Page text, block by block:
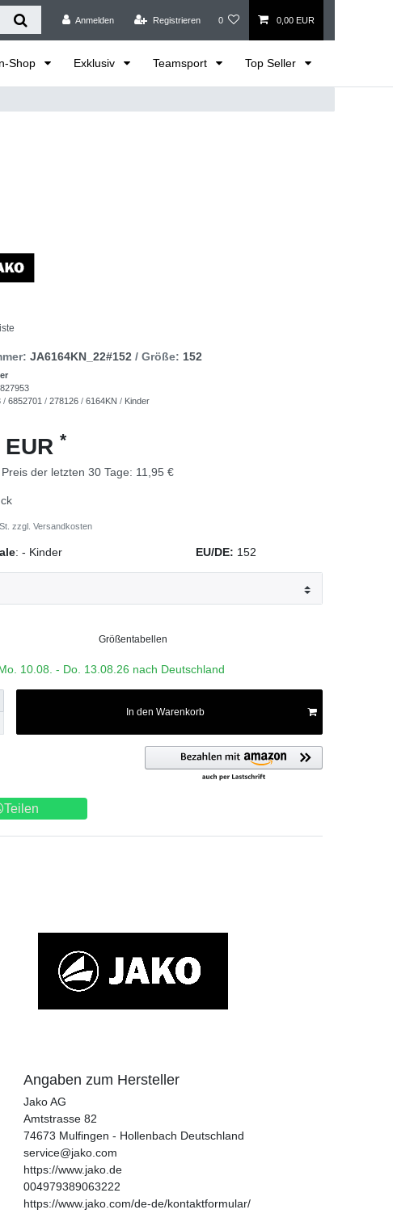
Anmelden Registrieren 0 0,00 EUR
Shop Exklusiv Teamsport Top Seller
JA6164KN_22#152 / Größe: 152
/ 6852701 / 278126 / 6164KN / Kinder
EUR *
der letzten 30 Tage: 11,95 €
zzgl. Versandkosten
: - Kinder EU/DE: 152
Größentabellen
10.08. - Do. 13.08.26 nach Deutschland
In den Warenkorb
Teilen
Angaben zum Hersteller
Jako AG
Amtstrasse 82
74673 Mulfingen - Hollenbach Deutschland
service@jako.com
https://www.jako.de
004979389063222
https://www.jako.com/de-de/kontaktformular/